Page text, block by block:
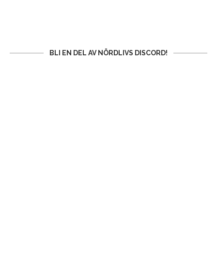
BLI EN DEL AV NÖRDLIVS DISCORD!